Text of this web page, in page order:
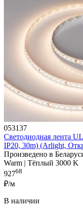
053137
Светодиодная лента
IP20, 30m) (Arlight,
Произведено в
Warm | Тёплый 3000 K
92768
₽/м
В наличии